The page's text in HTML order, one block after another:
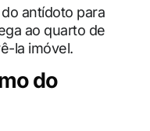
antídoto para
ao quarto de
la imóvel.
do